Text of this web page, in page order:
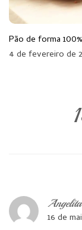
Pão de forma
4 de fevereiro de
16 de